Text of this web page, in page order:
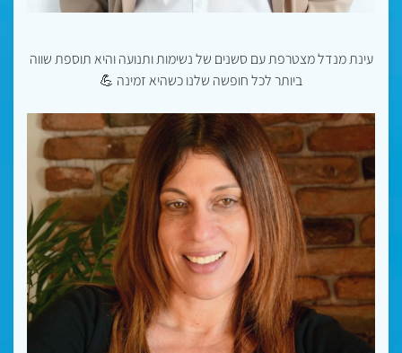
עינת מנדל מצטרפת עם סשנים של נשימות ותנועה והיא תוספת שווה
ביותר לכל חופשה שלנו כשהיא זמינה 💪